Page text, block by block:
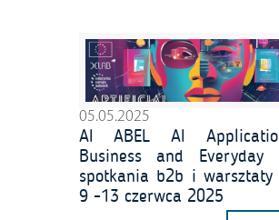
05.05.2025
AI ABEL AI
Business and
spotkania b2b i warsztaty
9 -13 czerwca 2025